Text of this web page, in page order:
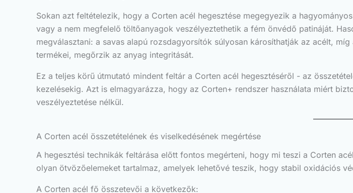
Sokan azt feltételezik, hogy a Corten acél hegesztése megegyezik a
vagy a nem megfelelő töltőanyagok veszélyeztethetik a fém önvédő patináját.
megválasztani: a savas alapú rozsdagyorsítók súlyosan károsíthatják az acélt,
termékei, megőrzik az anyag integritását.
Ez a teljes körű útmutató mindent feltár a Corten acél hegesztéséről - az
kezelésekig. Azt is elmagyarázza, hogy az Corten+ rendszer használata miért
veszélyeztetése nélkül.
A Corten acél összetételének és viselkedésének megértése
A hegesztési technikák feltárása előtt fontos megérteni, hogy mi teszi a Corten
olyan ötvözőelemeket tartalmaz, amelyek lehetővé teszik, hogy stabil oxidációs
A Corten acél fő összetevői a következők: